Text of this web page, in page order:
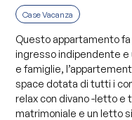
Case Vacanza
Questo appartamento
ingresso indipendente e
e famiglie,
space dotata di tutti i
relax con divano -letto e
matrimoniale e un letto